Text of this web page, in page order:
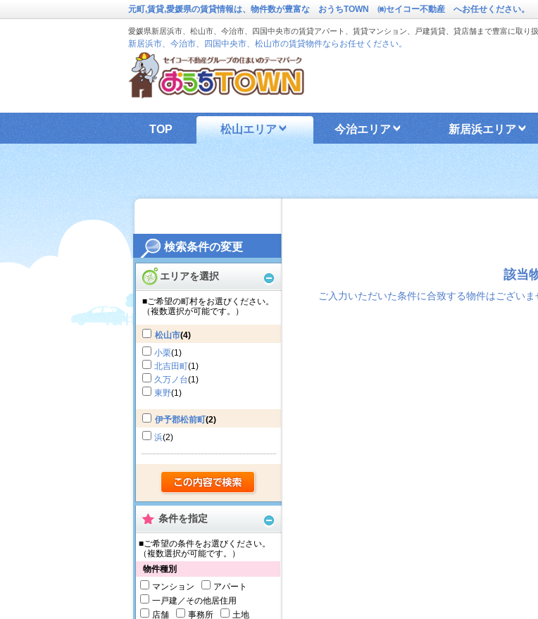
検索条件の変更
エリアを選択
■ご希望の町村をお選びください。
（複数選択が可能です。）
松山市(4)
小栗(1)
北吉田町(1)
久万ノ台(1)
東野(1)
伊予郡松前町(2)
浜(2)
条件を指定
■ご希望の条件をお選びください。
（複数選択が可能です。）
物件種別
マンション
アパート
一戸建／その他居住用
店舗
事務所
土地
元町,賃貸,愛媛県の賃貸情報は、物件数が豊富な おうちTOWN ㈱セイコー不動産 へお任せください。
愛媛県新居浜市、松山市、今治市、四国中央市の賃貸アパート、賃貸マンション、戸建賃貸、貸店舗まで豊富に取り扱
新居浜市、今治市、四国中央市、松山市の賃貸物件ならお任せください。
TOP 松山エリア 今治エリア 新居浜エリア
該当
ご入力いただいた条件に合致する物件はござい